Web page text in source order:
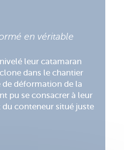
en véritable
leur catamaran
dans le chantier
déformation de la
pu se consacrer à leur
du conteneur situé juste